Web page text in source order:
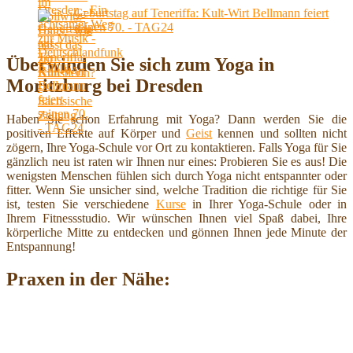
Geburtstag auf Teneriffa: Kult-Wirt Bellmann feiert
seinen 70. - TAG24
Überwinden Sie sich zum Yoga in
Moritzburg bei Dresden
Haben Sie schon Erfahrung mit Yoga? Dann werden Sie die
positiven Effekte auf Körper undGeist kennen und sollten nicht
zögern, Ihre Yoga-Schule vor Ort zu kontaktieren. Falls Yoga für Sie
gänzlich neu ist raten wir Ihnen nur eines: Probieren Sie es aus! Die
wenigsten Menschen fühlen sich durch Yoga nicht entspannter oder
fitter. Wenn Sie unsicher sind, welche Tradition die richtige für Sie
ist, testen Sie verschiedene Kursein Ihrer Yoga-Schule oder in
Ihrem Fitnessstudio. Wir wünschen Ihnen viel Spaß dabei, Ihre
körperliche Mitte zu entdecken und gönnen Ihnen jede Minute der
Entspannung!
Praxen in der Nähe: